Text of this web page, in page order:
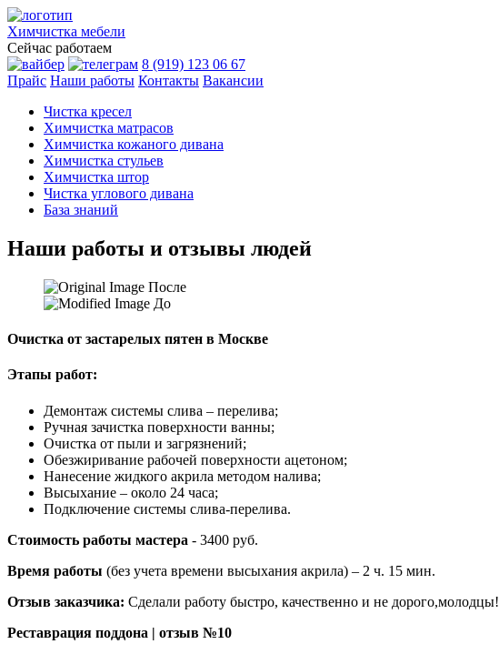
Химчистка мебели
Сейчас работаем
8 (919) 123 06 67
Прайс Наши работы Контакты Вакансии
Чистка кресел
Химчистка матрасов
Химчистка кожаного дивана
Химчистка стульев
Химчистка штор
Чистка углового дивана
База знаний
Наши работы и отзывы людей
После
До
Очистка от застарелых пятен в Москве
Этапы работ:
Демонтаж системы слива – перелива;
Ручная зачистка поверхности ванны;
Очистка от пыли и загрязнений;
Обезжиривание рабочей поверхности ацетоном;
Нанесение жидкого акрила методом налива;
Высыхание – около 24 часа;
Подключение системы слива-перелива.
Стоимость работы мастера - 3400 руб.
Время работы (без учета времени высыхания акрила) – 2 ч. 15 мин.
Отзыв заказчика: Сделали работу быстро, качественно и не дорого,молодцы!
Реставрация поддона | отзыв №10